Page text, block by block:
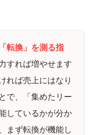
転換」を測る指
すれば増やせます
れば売上にはなり
で、「集めたリー
しているかが分か
まず転換が機能し